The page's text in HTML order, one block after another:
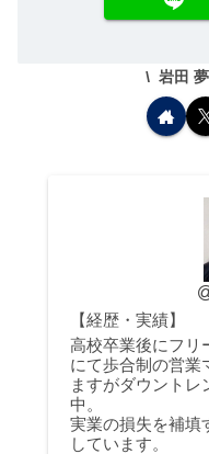
岩田
【経歴・実績】
高校卒業後にフリ
にて歩合制の営業
ますがダウント
中。
実業の損失を補填
しています。